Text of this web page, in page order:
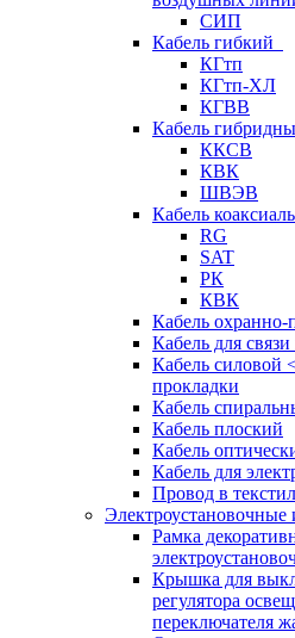
СИП
Кабель гибкий
КГтп
КГтп-ХЛ
КГВВ
Кабель
ККСВ
КВК
ШВЭВ
Кабель
RG
SAT
РК
КВК
Кабель
Кабель для
Кабель силовой
прокладки
Кабель
Кабель плоский
Кабель
Кабель для
Провод в
Электроустановочные
Рамка
Крышка для
регулятора
переключателя